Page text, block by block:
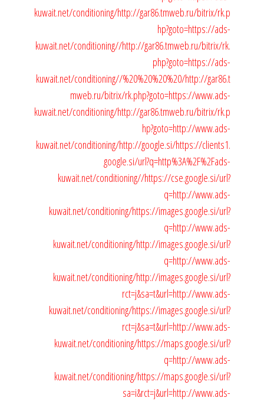
kuwait.net/conditioning/http://gar86.tmweb.ru/bitrix/rk.p
hp?goto=https://ads-
kuwait.net/conditioning//http://gar86.tmweb.ru/bitrix/rk.
php?goto=https://ads-
kuwait.net/conditioning//%20%20%20%20/http://gar86.t
mweb.ru/bitrix/rk.php?goto=https://www.ads-
kuwait.net/conditioning/http://gar86.tmweb.ru/bitrix/rk.p
hp?goto=http://www.ads-
kuwait.net/conditioning/http://google.si/https://clients1.
google.si/url?q=http%3A%2F%2Fads-
kuwait.net/conditioning//https://cse.google.si/url?
q=http://www.ads-
kuwait.net/conditioning/https://images.google.si/url?
q=http://www.ads-
kuwait.net/conditioning/http://images.google.si/url?
q=http://www.ads-
kuwait.net/conditioning/http://images.google.si/url?
rct=j&sa=t&url=http://www.ads-
kuwait.net/conditioning/https://images.google.si/url?
rct=j&sa=t&url=http://www.ads-
kuwait.net/conditioning/https://maps.google.si/url?
q=http://www.ads-
kuwait.net/conditioning/https://maps.google.si/url?
sa=i&rct=j&url=http://www.ads-